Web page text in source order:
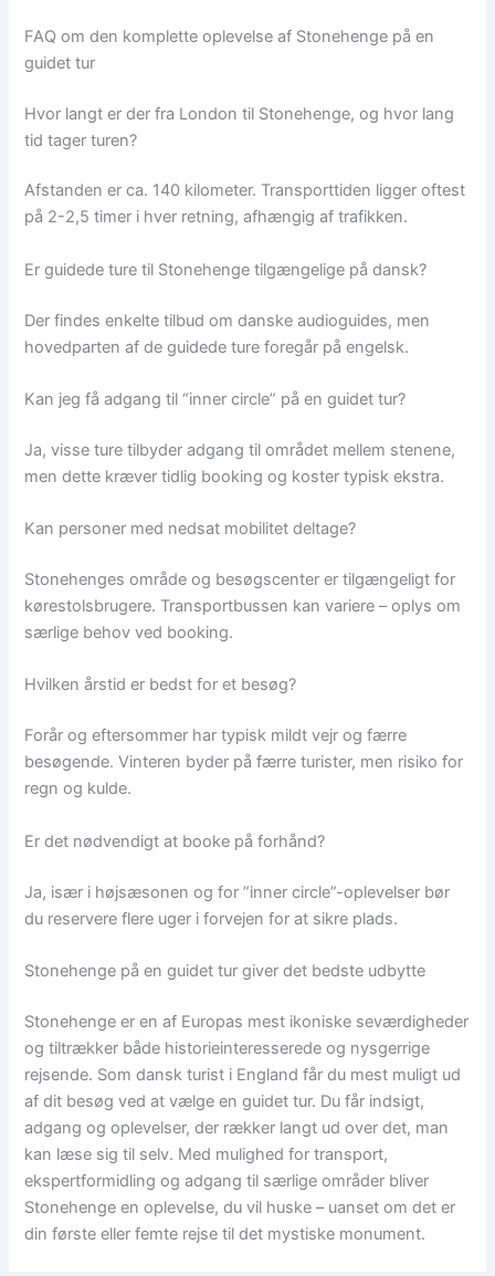
FAQ om den komplette oplevelse af Stonehenge på en
guidet tur
Hvor langt er der fra London til Stonehenge, og hvor lang
tid tager turen?
Afstanden er ca. 140 kilometer. Transporttiden ligger oftest
på 2-2,5 timer i hver retning, afhængig af trafikken.
Er guidede ture til Stonehenge tilgængelige på dansk?
Der findes enkelte tilbud om danske audioguides, men
hovedparten af de guidede ture foregår på engelsk.
Kan jeg få adgang til “inner circle” på en guidet tur?
Ja, visse ture tilbyder adgang til området mellem stenene,
men dette kræver tidlig booking og koster typisk ekstra.
Kan personer med nedsat mobilitet deltage?
Stonehenges område og besøgscenter er tilgængeligt for
kørestolsbrugere. Transportbussen kan variere – oplys om
særlige behov ved booking.
Hvilken årstid er bedst for et besøg?
Forår og eftersommer har typisk mildt vejr og færre
besøgende. Vinteren byder på færre turister, men risiko for
regn og kulde.
Er det nødvendigt at booke på forhånd?
Ja, især i højsæsonen og for ”inner circle”-oplevelser bør
du reservere flere uger i forvejen for at sikre plads.
Stonehenge på en guidet tur giver det bedste udbytte
Stonehenge er en af Europas mest ikoniske seværdigheder
og tiltrækker både historieinteresserede og nysgerrige
rejsende. Som dansk turist i England får du mest muligt ud
af dit besøg ved at vælge en guidet tur. Du får indsigt,
adgang og oplevelser, der rækker langt ud over det, man
kan læse sig til selv. Med mulighed for transport,
ekspertformidling og adgang til særlige områder bliver
Stonehenge en oplevelse, du vil huske – uanset om det er
din første eller femte rejse til det mystiske monument.